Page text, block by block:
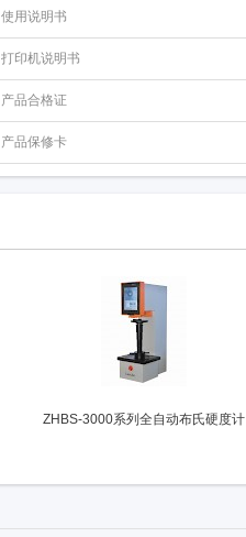
使用说明书
打印机说明书
产品合格证
产品保修卡
ZHBS-3000系列全自动布氏硬度计